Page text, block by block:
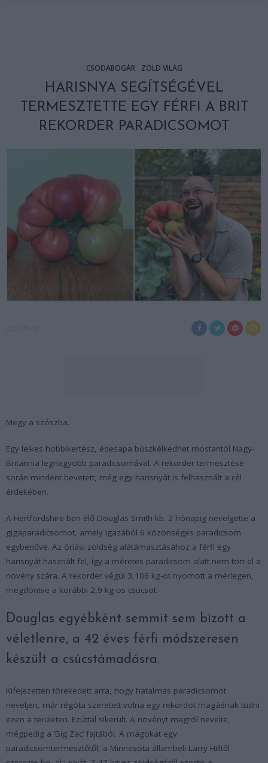
CSODABOGÁR ZÖLD VILÁG
HARISNYA SEGÍTSÉGÉVEL
TERMESZTETTE EGY FÉRFI A BRIT
REKORDER PARADICSOMOT
Megy a szószba.
Egy lelkes hobbikertész, édesapa büszkélkedhet mostantól Nagy-
Britannia legnagyobb paradicsomával. A rekorder termesztése
során mindent bevetett, még egy harisnyát is felhasznált a cél
érdekében.
A Hertfordshire-ben élő Douglas Smith kb. 2 hónapig nevelgette a
gigaparadicsomot, amely igazából 6 közönséges paradicsom
egybenőve. Az óriási zöldség alátámasztásához a férfi egy
harisnyát használt fel, így a méretes paradicsom alatt nem tört el a
növény szára. A rekorder végül 3,106 kg-ot nyomott a mérlegen,
megdöntve a korábbi 2,9 kg-os csúcsot.
Douglas egyébként semmit sem bízott a
véletlenre, a 42 éves férfi módszeresen
készült a csúcstámadásra.
Kifejezetten törekedett arra, hogy hatalmas paradicsomot
neveljen, már régóta szeretett volna egy rekordot magáénak tudni
ezen a területen. Ezúttal sikerült. A növényt magról nevelte,
mégpedig a ’Big Zac’ fajtából. A magokat egy
paradicsomtermesztőtől, a Minnesota állambeli Larry Hilltől